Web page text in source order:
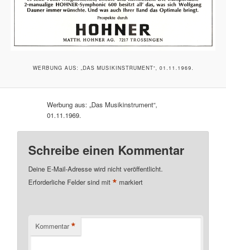
WERBUNG AUS: „DAS MUSIKINSTRUMENT“, 01.11.1969.
Werbung aus: „Das Musikinstrument“,
01.11.1969.
Schreibe einen Kommentar
Deine E-Mail-Adresse wird nicht veröffentlicht.
Erforderliche Felder sind mit* markiert
Kommentar *